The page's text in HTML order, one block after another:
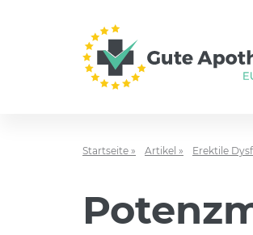
Startseite » Artikel » Erektile